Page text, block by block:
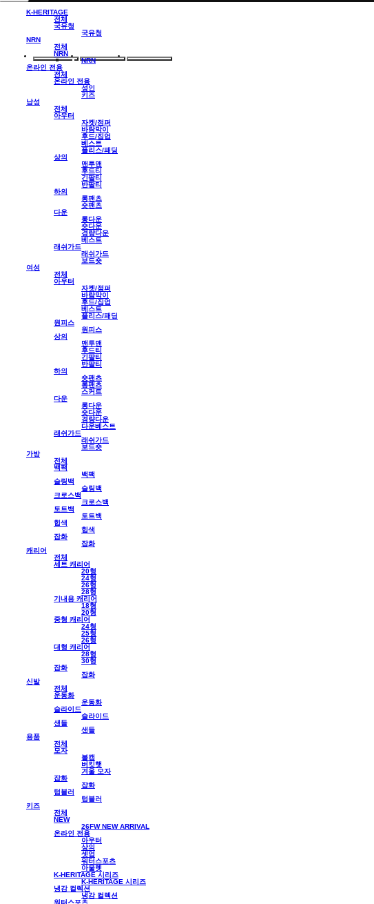
K-HERITAGE
전체
국유청
국유청
NRN
전체
NRN
NRN
온라인 전용
전체
온라인 전용
성인
키즈
남성
전체
아우터
자켓/점퍼
바람막이
후드/집업
베스트
플리스/패딩
상의
맨투맨
후드티
긴팔티
반팔티
하의
롱팬츠
숏팬츠
다운
롱다운
숏다운
경량다운
베스트
래쉬가드
래쉬가드
보드숏
여성
전체
아우터
자켓/점퍼
바람막이
후드/집업
베스트
플리스/패딩
원피스
원피스
상의
맨투맨
후드티
긴팔티
반팔티
하의
숏팬츠
롱팬츠
스커트
다운
롱다운
숏다운
경량다운
다운베스트
래쉬가드
래쉬가드
보드숏
가방
전체
백팩
백팩
슬링백
슬링백
크로스백
크로스백
토트백
토트백
힙색
힙색
잡화
잡화
캐리어
전체
세트 캐리어
20형
24형
26형
28형
기내용 캐리어
18형
20형
중형 캐리어
24형
25형
26형
대형 캐리어
28형
30형
잡화
잡화
신발
전체
운동화
운동화
슬라이드
슬라이드
샌들
샌들
용품
전체
모자
볼캡
버킷햇
겨울 모자
잡화
잡화
텀블러
텀블러
키즈
전체
NEW
26FW NEW ARRIVAL
온라인 전용
아우터
상의
셋업
워터스포츠
아울렛
K-HERITAGE 시리즈
K-HERITAGE 시리즈
냉감 컬렉션
냉감 컬렉션
워터스포츠